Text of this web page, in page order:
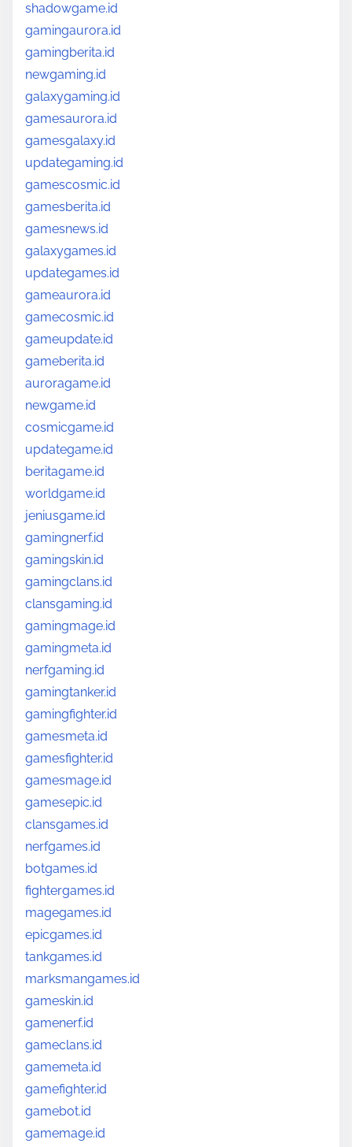
shadowgame.id
gamingaurora.id
gamingberita.id
newgaming.id
galaxygaming.id
gamesaurora.id
gamesgalaxy.id
updategaming.id
gamescosmic.id
gamesberita.id
gamesnews.id
galaxygames.id
updategames.id
gameaurora.id
gamecosmic.id
gameupdate.id
gameberita.id
auroragame.id
newgame.id
cosmicgame.id
updategame.id
beritagame.id
worldgame.id
jeniusgame.id
gamingnerf.id
gamingskin.id
gamingclans.id
clansgaming.id
gamingmage.id
gamingmeta.id
nerfgaming.id
gamingtanker.id
gamingfighter.id
gamesmeta.id
gamesfighter.id
gamesmage.id
gamesepic.id
clansgames.id
nerfgames.id
botgames.id
fightergames.id
magegames.id
epicgames.id
tankgames.id
marksmangames.id
gameskin.id
gamenerf.id
gameclans.id
gamemeta.id
gamefighter.id
gamebot.id
gamemage.id